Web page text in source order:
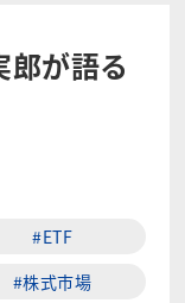
が語る
#ETF
#株式市場